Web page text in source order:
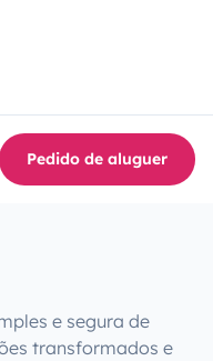
Pedido de aluguer
e segura de
transformados e